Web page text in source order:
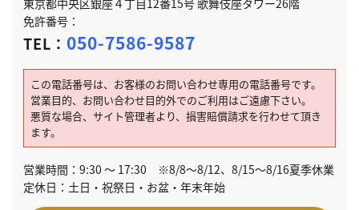
東京都中央区銀座４丁目12番15号 歌舞伎座タワー26階
免許番号：
TEL： 050-7586-9587
この電話番号は、お客様のお問い合わせ専用の電話番号です。
営業目的、お問い合わせ目的外でのご利用はご遠慮下さい。
悪質な場合、サイト管理者より、損害賠償請求を行わせて頂き
ます。
営業時間：9:30 ～ 17:30 ※8/8～8/12、8/15～8/16夏季休業
定休日：土日・祝祭日・お盆・年末年始